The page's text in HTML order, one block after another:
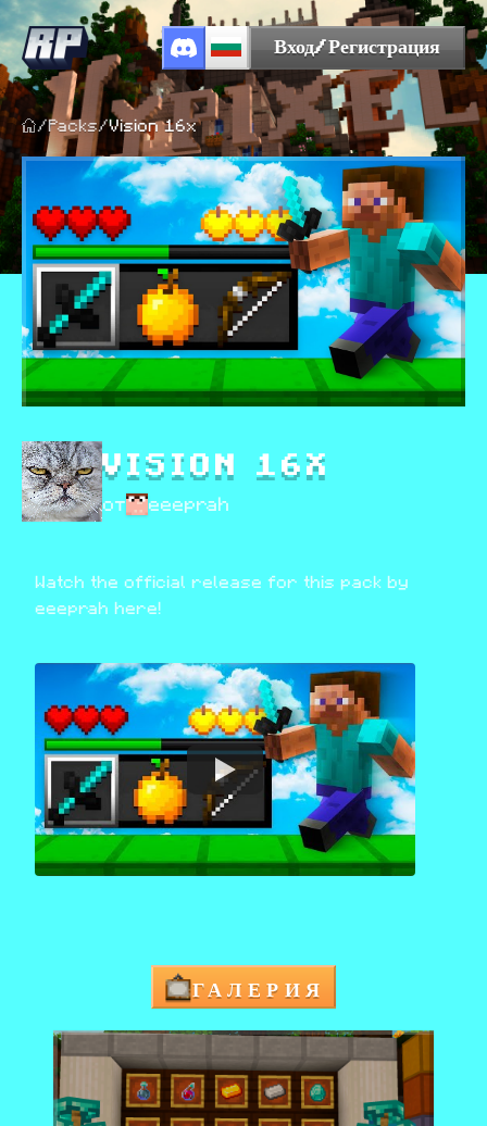
Вход/Регистрация
/Packs/Vision 16x
VISION 16X
от eeeprah
Watch the official release for this pack by
eeeprah here!
ГАЛЕРИЯ